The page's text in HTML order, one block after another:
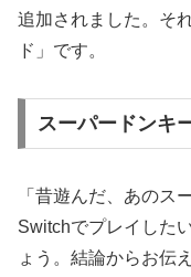
追加されました。そ
ド」です。
スーパードンキ
「昔遊んだ、あのス
Switchでプレイした
ょう。結論からお伝